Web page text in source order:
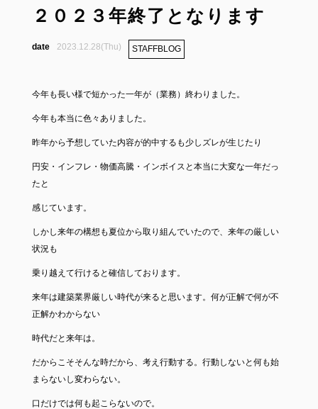
２０２３年終了となります
2023.12.28(Thu) STAFFBLOG
今年も長い様で短かった一年が（業務）終わりました。
今年も本当に色々ありました。
昨年から予想していた内容が的中するも少しズレが生じたり
円安・インフレ・物価高騰・インボイスと本当に大変な一年だっ
たと
感じています。
しかし来年の構想も夏位から取り組んでいたので、来年の厳しい
状況も
乗り越えて行けると確信しております。
来年は建築業界厳しい時代が来ると思います。何が正解で何が不
正解かわからない
時代だと来年は。
だからこそそんな時だから、考え行動する。行動しないと何も始
まらないし変わらない。
口だけでは何も起こらないので。